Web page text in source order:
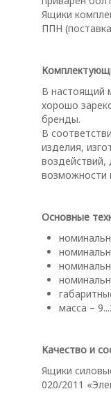
Ящики
ППН
В настоящий
хорошо
бренды.
В
изделия,
возможности
Основные
масса –
Качество и
Ящики
020/2011